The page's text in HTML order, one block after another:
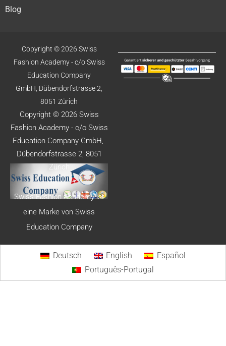
Blog
Copyright © 2026 Swiss
Fashion Academy -c/o Swiss
Education Company
GmbH, Dübendorfstrasse 2,
8051 Zürich
Copyright © 2026 Swiss
Fashion Academy - c/o Swiss
Education Company GmbH,
Dübendorfstrasse 2, 8051
Zürich
Swiss Fashion Academy ist
eine Marke von Swiss
Education Company
Deutsch English
Español
Português-Portugal